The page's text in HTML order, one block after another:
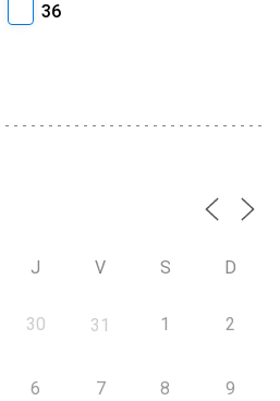
36
J V S D
30 31 1 2
6 7 8 9